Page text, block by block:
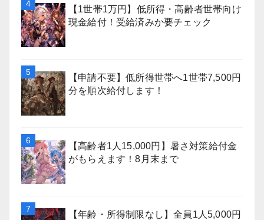
【1世帯1万円】低所得・高齢者世帯向け
現金給付！受給済みか要チェック
【申請不要】低所得世帯へ1世帯7,500円
分を順次給付します！
【高齢者1人15,000円】暑さ対策給付金
がもらえます！8月末まで
【年齢・所得制限なし】全員1人5,000円